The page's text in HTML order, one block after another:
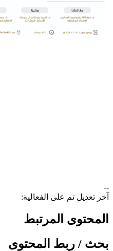
--
آخر تعديل تم على الفعالية:
المحتوى المرتبط
بحث / ربط المحتوى